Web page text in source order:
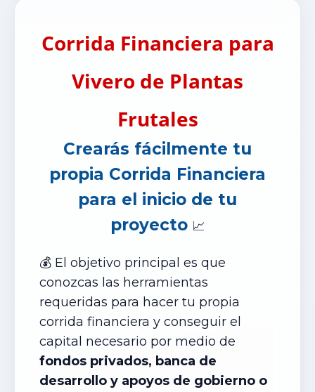
Corrida Financiera para
Vivero de Plantas
Frutales
Crearás fácilmente tu
propia Corrida Financiera
para el inicio de tu
proyecto 📈
💰 El objetivo principal es que
conozcas las herramientas
requeridas para hacer tu propia
corrida financiera y conseguir el
capital necesario por medio de
fondos privados, banca de
desarrollo y apoyos de gobierno o